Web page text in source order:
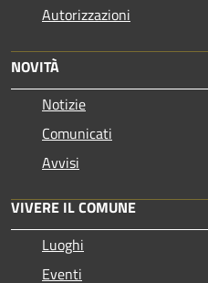
Autorizzazioni
NOVITÀ
Notizie
Comunicati
Avvisi
VIVERE IL COMUNE
Luoghi
Eventi